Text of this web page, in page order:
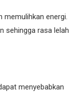
memulihkan energi.
sehingga rasa lelah
menyebabkan